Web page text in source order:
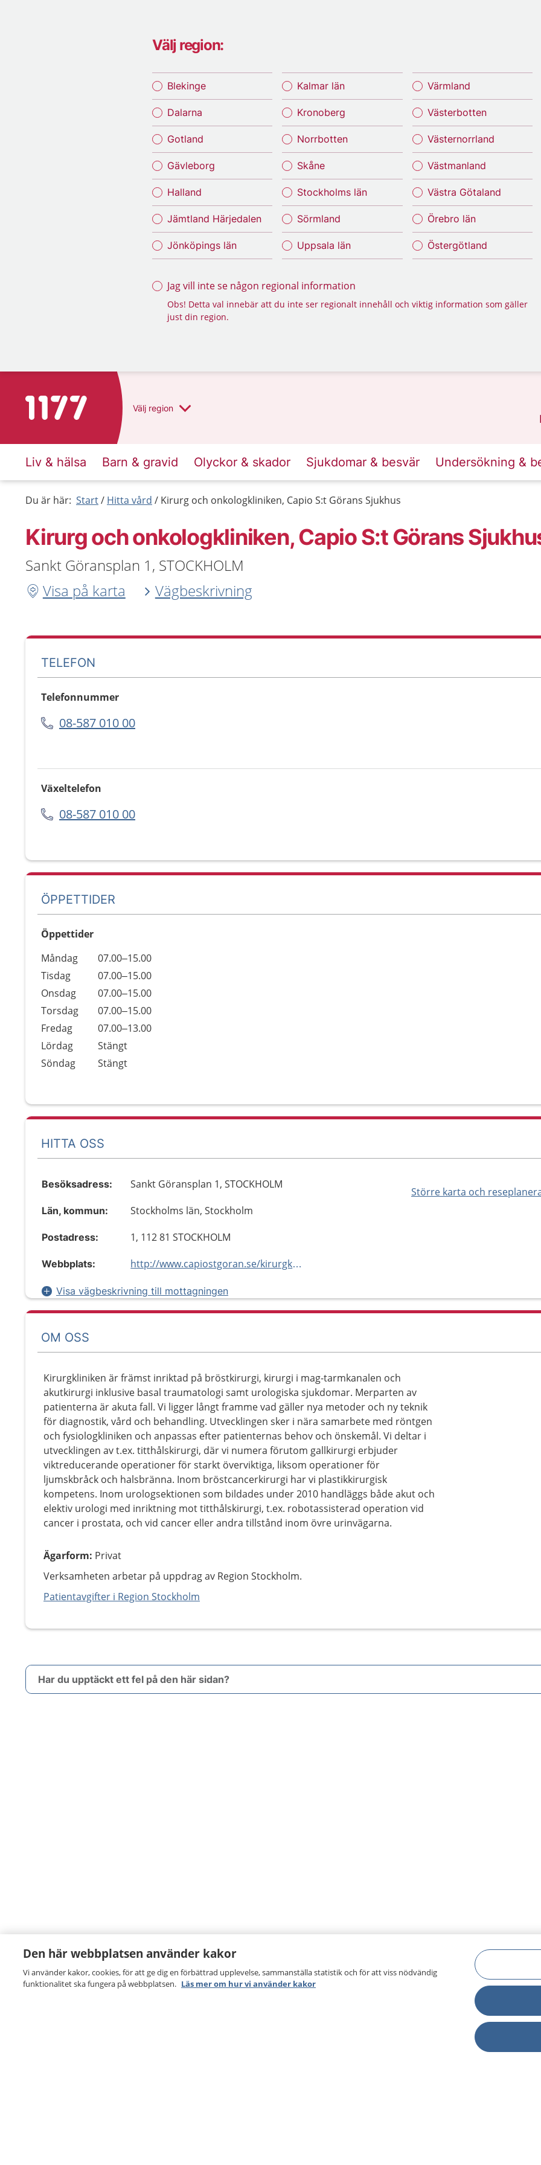
Välj region:
Blekinge
Dalarna
Gotland
Gävleborg
Halland
Jämtland Härjedalen
Jönköpings län
Kalmar län
Kronoberg
Norrbotten
Skåne
Stockholms län
Sörmland
Uppsala län
Värmland
Västerbotten
Västernorrland
Västmanland
Västra Götaland
Örebro län
Östergötland
Jag vill inte se någon regional information
Obs! Detta val innebär att du inte ser regionalt innehåll och viktig information som gäller
just din region.
Till startsidan för 1177 Välj region
Liv & hälsa Barn & gravid Olyckor & skador Sjukdomar & besvär Undersökning &
Du är här: Start Hitta vård Kirurg och onkologkliniken, Capio S:t Görans Sjukhus
Kirurg och onkologkliniken, Capio S:t Görans
Sankt Göransplan 1, STOCKHOLM
Visa på karta
Vägbeskrivning
TELEFON
Telefonnummer
08-587 010 00
Växeltelefon
08-587 010 00
ÖPPETTIDER
Öppettider
Dag
Öppettider
Kommentarer
Måndag
07.00–15.00
Tisdag
07.00–15.00
Onsdag
07.00–15.00
Torsdag
07.00–15.00
Fredag
07.00–13.00
Lördag
Stängt
Söndag
Stängt
HITTA OSS
Större karta och
Besöksadress: Sankt Göransplan 1, STOCKHOLM
Län, kommun: Stockholms län, Stockholm
Postadress: 1, 112 81 STOCKHOLM
Webbplats: http://www.capiostgoran.se/kirurgkliniken
Visa vägbeskrivning till mottagningen
OM OSS
Kirurgkliniken är främst inriktad på bröstkirurgi, kirurgi i mag-tarmkanalen och
akutkirurgi inklusive basal traumatologi samt urologiska sjukdomar. Merparten av
patienterna är akuta fall. Vi ligger långt framme vad gäller nya metoder och ny teknik
för diagnostik, vård och behandling. Utvecklingen sker i nära samarbete med röntgen
och fysiologkliniken och anpassas efter patienternas behov och önskemål. Vi deltar i
utvecklingen av t.ex. titthålskirurgi, där vi numera förutom gallkirurgi erbjuder
viktreducerande operationer för starkt överviktiga, liksom operationer för
ljumskbråck och halsbränna. Inom bröstcancerkirurgi har vi plastikkirurgisk
kompetens. Inom urologsektionen som bildades under 2010 handläggs både akut och
elektiv urologi med inriktning mot titthålskirurgi, t.ex. robotassisterad operation vid
cancer i prostata, och vid cancer eller andra tillstånd inom övre urinvägarna.
Ägarform: Privat
Verksamheten arbetar på uppdrag av Region Stockholm.
Patientavgifter i Region Stockholm
Har du upptäckt ett fel på den här sidan?
Den här webbplatsen använder kakor
Vi använder kakor, cookies, för att ge dig en förbättrad upplevelse, sammanställa statistik och för att viss nödvändig
funktionalitet ska fungera på webbplatsen. Läs mer om hur vi använder kakor